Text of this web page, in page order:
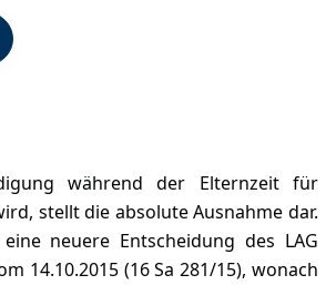
während der Elternzeit für
stellt die absolute Ausnahme dar.
neuere Entscheidung des LAG
14.10.2015 (16 Sa 281/15), wonach